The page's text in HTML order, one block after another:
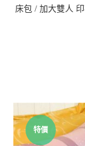
床包 / 加大雙人
特價